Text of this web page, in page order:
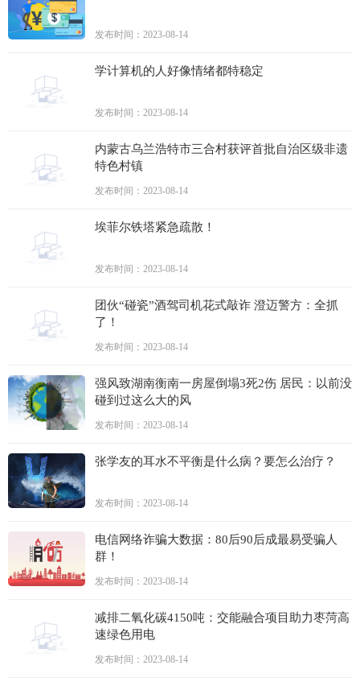
发布时间：2023-08-14
学计算机的人好像情绪都特稳定
发布时间：2023-08-14
内蒙古乌兰浩特市三合村获评首批自治区级非遗
特色村镇
发布时间：2023-08-14
埃菲尔铁塔紧急疏散！
发布时间：2023-08-14
团伙“碰瓷”酒驾司机花式敲诈 澄迈警方：全抓
了！
发布时间：2023-08-14
强风致湖南衡南一房屋倒塌3死2伤 居民：以前没
碰到过这么大的风
发布时间：2023-08-14
张学友的耳水不平衡是什么病？要怎么治疗？
发布时间：2023-08-14
电信网络诈骗大数据：80后90后成最易受骗人
群！
发布时间：2023-08-14
减排二氧化碳4150吨：交能融合项目助力枣菏高
速绿色用电
发布时间：2023-08-14